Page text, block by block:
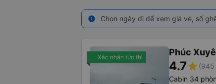
info Chọn ngày đi để xem giá vé, số
Xác nhận tức thì Phúc
4.7star (945
Cabin 34